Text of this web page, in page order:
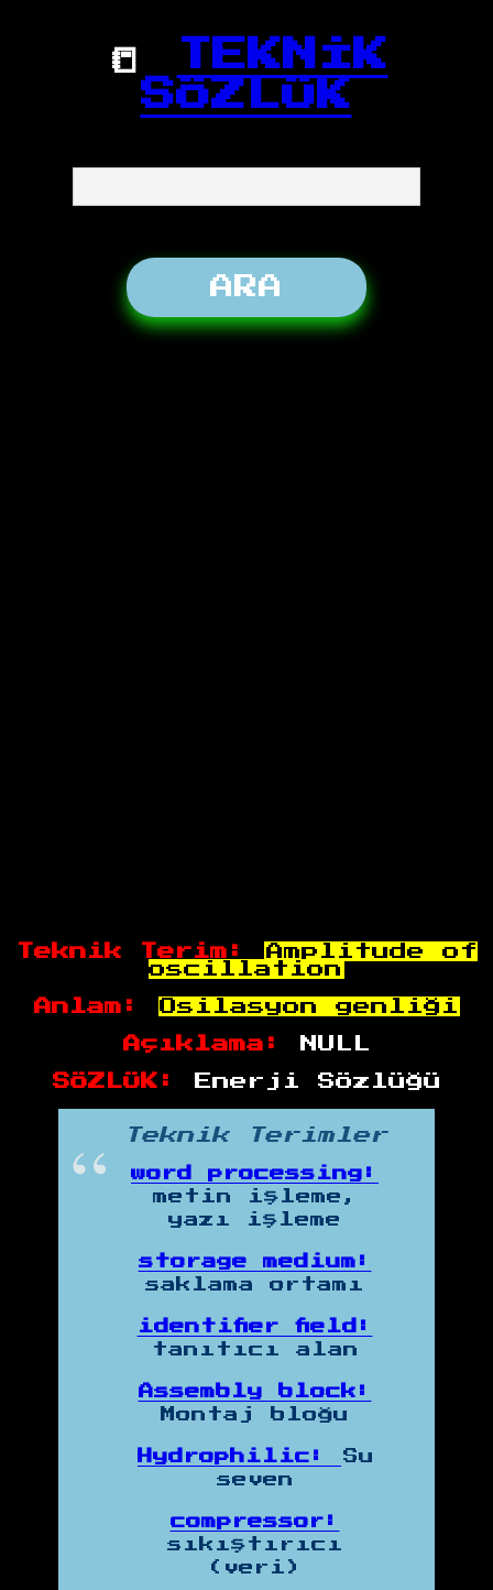
📒
TEKNİK
SÖZLÜK
Teknik Terim:
Amplitude of
oscillation
Anlam: Osilasyon genliği
Açıklama: NULL
SÖZLÜK: Enerji Sözlüğü
Teknik Terimler
word processing:
metin işleme,
yazı işleme
storage medium:
saklama ortamı
identifier field:
tanıtıcı alan
Assembly block:
Montaj bloğu
Hydrophilic:
Su
seven
compressor:
sıkıştırıcı
(veri)